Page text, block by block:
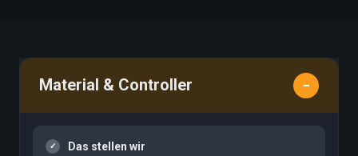
Material & Controller
Das stellen wir